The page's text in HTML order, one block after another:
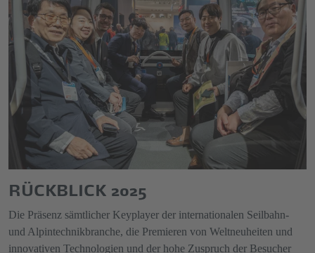
RÜCKBLICK 2025
Die Präsenz sämtlicher Keyplayer der internationalen Seilbahn-
und Alpintechnikbranche, die Premieren von Weltneuheiten und
innovativen Technologien und der hohe Zuspruch der Besucher